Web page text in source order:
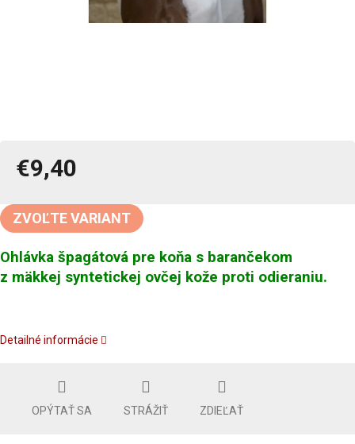
€9,40
cena:
ZVOĽTE VARIANT
Ohlávka špagátová pre koňa s barančekom
z mäkkej syntetickej ovčej kože proti odieraniu.
Detailné informácie
OPÝTAŤ SA STRÁŽIŤ ZDIEĽAŤ